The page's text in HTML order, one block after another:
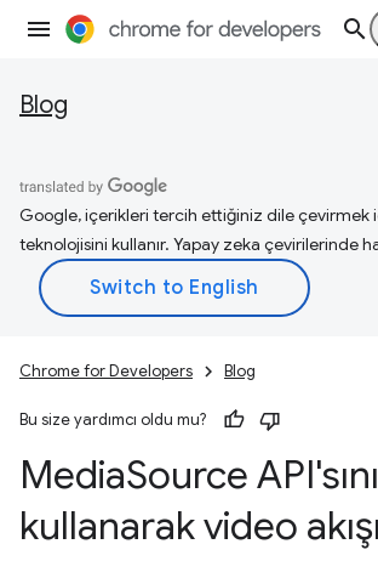
Blog
Google, içerikleri tercih ettiğiniz dile çevirmek
teknolojisini kullanır. Yapay zeka çevirilerinde
Chrome for Developers Blog
Bu size yardımcı oldu mu?
MediaSource API'sını
kullanarak video akışı